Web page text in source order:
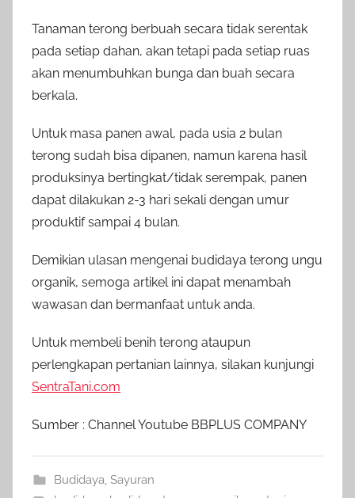
Tanaman terong berbuah secara tidak serentak
pada setiap dahan, akan tetapi pada setiap ruas
akan menumbuhkan bunga dan buah secara
berkala.
Untuk masa panen awal, pada usia 2 bulan
terong sudah bisa dipanen, namun karena hasil
produksinya bertingkat/tidak serempak, panen
dapat dilakukan 2-3 hari sekali dengan umur
produktif sampai 4 bulan.
Demikian ulasan mengenai budidaya terong ungu
organik, semoga artikel ini dapat menambah
wawasan dan bermanfaat untuk anda.
Untuk membeli benih terong ataupun
perlengkapan pertanian lainnya, silakan kunjungi
SentraTani.com
Sumber : Channel Youtube BBPLUS COMPANY
Budidaya, Sayuran